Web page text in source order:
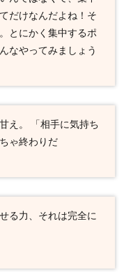
だけなんだよね！そ
とにかく集中するポ
なやってみましょう
え。 「相手に気持ち
ゃ終わりだ
る力、それは完全に